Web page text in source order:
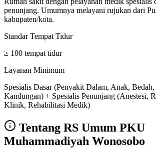
penunjang. Umumnya melayani rujukan dari
kabupaten/kota.
Standar Tempat Tidur
≥ 100 tempat tidur
Layanan Minimum
Spesialis Dasar (Penyakit Dalam, Anak,
Kandungan) + Spesialis Penunjang (Anestesi,
Klinik, Rehabilitasi Medik)
Tentang RS Umum PKU
Muhammadiyah Wonosobo